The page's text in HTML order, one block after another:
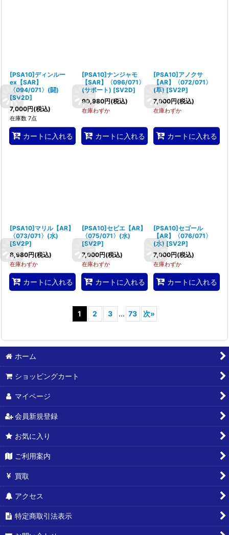
[PSA10]ディンルー
ex【SAR】
〈094/071〉(闘)
[SV2D]
7,000円(税込)
在庫数 7点
カートに入れる
[PSA10]ナンジャモ
【SAR】〈096/071〉
(サポート) [SV2D]
90,980円(税込)
在庫わずか
カートに入れる
[PSA10]アノクサ
【AR】〈072/071〉
(草) [SV2P]
7,000円(税込)
在庫わずか
カートに入れる
[PSA10]マリル【AR】
〈073/071〉(水)
[SV2P]
8,980円(税込)
在庫わずか
カートに入れる
[PSA10]セビエ【AR】
〈075/071〉(水)
[SV2P]
7,000円(税込)
在庫わずか
カートに入れる
[PSA10]セゴール
【AR】〈076/071〉
(水) [SV2P]
7,000円(税込)
在庫わずか
カートに入れる
1 2 3 ... 73 次»
ホーム
ショッピングカート
マイページ
会員新規登録
お気に入り
ご利用案内
買取
アクセス
特定商取引法表示